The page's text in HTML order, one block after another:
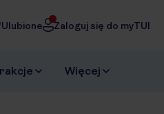
Ulubione Zaloguj się do myTUI
Więcej